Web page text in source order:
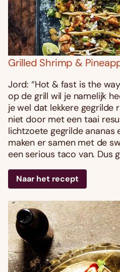
Grilled Shrimp &
Jord: “Hot & fast is the
op de grill wil je namelijk
je wel dat lekkere gegrilde
niet door met een taai
lichtzoete gegrilde ananas
maken er samen met de
een serious taco van. Dus
Naar het recept